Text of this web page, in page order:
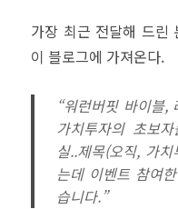
가장 최근 전달해 드린
이 블로그에 가져온다.
“워런버핏 바이블
가치투자의 초보
실..제목(오직, 가
는데 이벤트 참여
습니다.”